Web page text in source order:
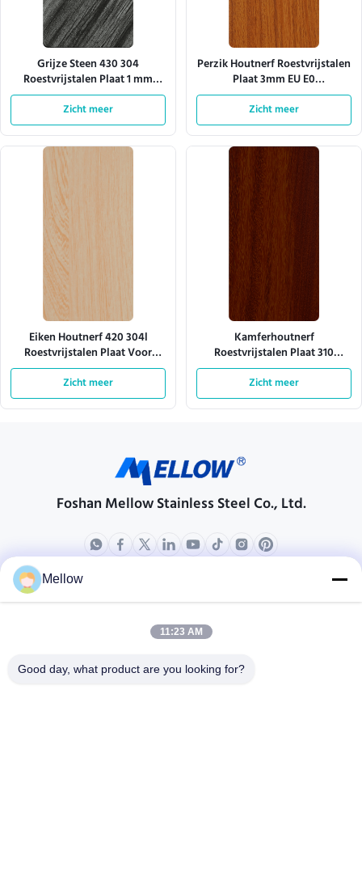
Grijze Steen 430 304
Roestvrijstalen Plaat 1 mm
Stalen Plaat Voor
Keukenwerkbladen
Zicht meer
Perzik Houtnerf Roestvrijstalen
Plaat 3mm EU E0
Gecertificeerd
Zicht meer
Eiken Houtnerf 420 304l
Roestvrijstalen Plaat Voor
Wandbekleding
Zicht meer
Kamferhoutnerf
Roestvrijstalen Plaat 310
Motbestendig Laag VOS
Zicht meer
Foshan Mellow Stainless Steel Co., Ltd.
producten
Bedrijfprofiel
Kwaliteitscontrole
Mellow
11:23 AM
Good day, what product are you looking for?